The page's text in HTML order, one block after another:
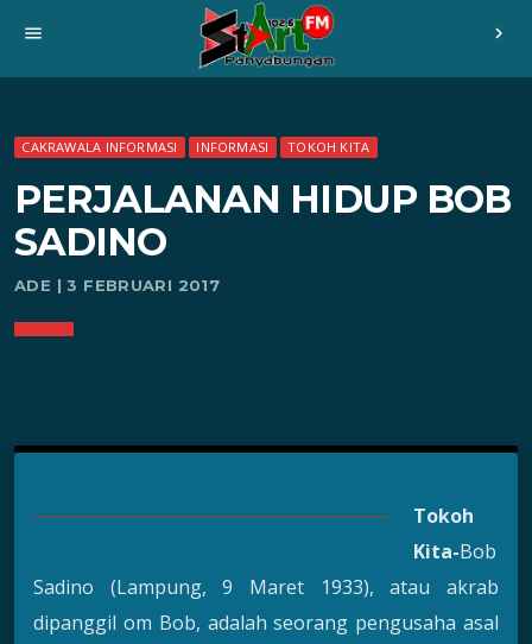
menu chevron_right
CAKRAWALA INFORMASI INFORMASI TOKOH KITA
PERJALANAN HIDUP BOB
SADINO
ADE | 3 FEBRUARI 2017
Tokoh
Kita-Bob
Sadino (Lampung, 9 Maret 1933), atau akrab
dipanggil om Bob, adalah seorang pengusaha asal